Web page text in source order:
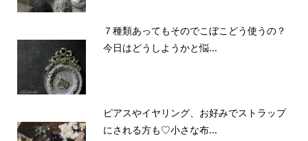
７種類あってもそのでこぼこどう使うの？
今日はどうしようかと悩...
ピアスやイヤリング、お好みでストラップ
にされる方も♡小さな布...